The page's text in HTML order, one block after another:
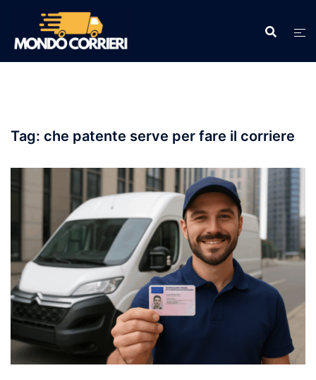
contenuto
Tag: che patente serve per fare il corriere